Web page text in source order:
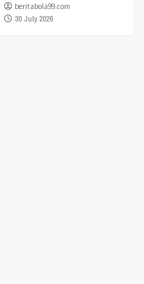
beritabola99.com
30 July 2026